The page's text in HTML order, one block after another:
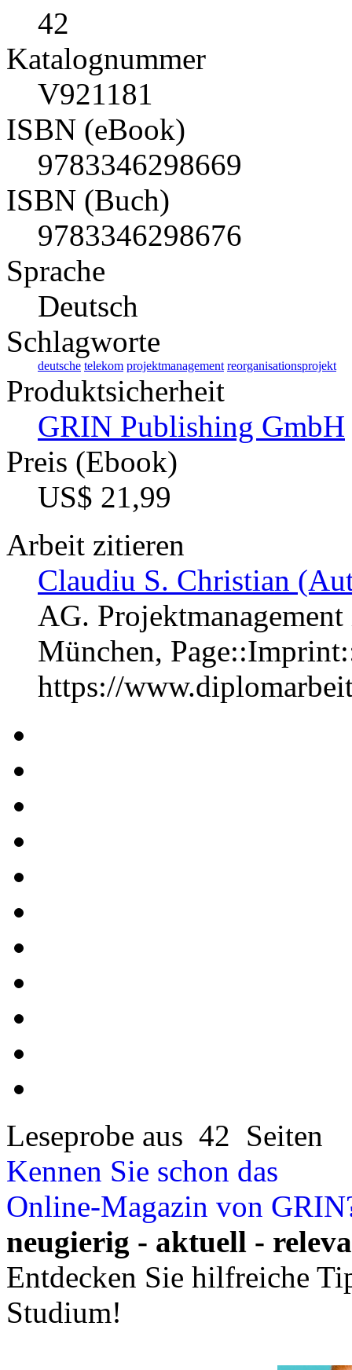
42
Katalognummer
V921181
ISBN (eBook)
9783346298669
ISBN (Buch)
9783346298676
Sprache
Deutsch
Schlagworte
deutsche telekom projektmanagement reorganisationsprojekt
Produktsicherheit
GRIN Publishing GmbH
Preis (Ebook)
US$ 21,99
Arbeit zitieren
Claudiu S. Christian
AG.
München,
https://
Leseprobe aus 42 Seiten
Kennen Sie schon das
Online-Magazin von
neugierig - aktuell -
Entdecken Sie hilfreiche
Studium!